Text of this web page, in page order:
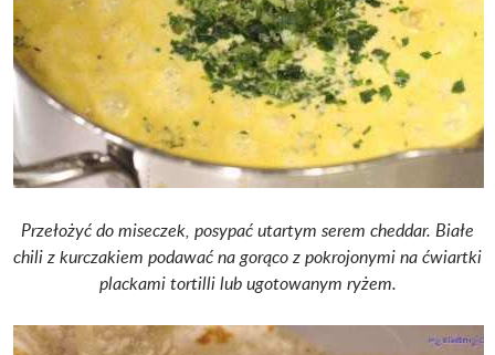
Przełożyć do miseczek, posypać utartym serem cheddar. Białe
chili z kurczakiem podawać na gorąco z pokrojonymi na ćwiartki
plackami tortilli lub ugotowanym ryżem.